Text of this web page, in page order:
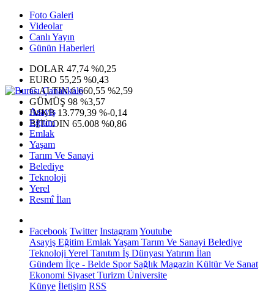
Foto Galeri
Videolar
Canlı Yayın
Günün Haberleri
DOLAR 47,74 %0,25
EURO 55,25 %0,43
G.ALTIN6.660,55 %2,59
GÜMÜŞ 98 %3,57
IMKB 13.779,39 %-0,14
BITCOIN 65.008 %0,86
Asayiş
Eğitim
Emlak
Yaşam
Tarım Ve Sanayi
Belediye
Teknoloji
Yerel
Resmî İlan
Facebook Twitter InstagramYoutube
Asayiş Eğitim EmlakYaşam Tarım Ve Sanayi Belediye
Teknoloji Yerel Tanıtım İş Dünyası Yatırım İlan
Gündem İlçe - Belde SporSağlık Magazin Kültür Ve Sanat
Ekonomi Siyaset Turizm Üniversite
Künye İletişim RSS